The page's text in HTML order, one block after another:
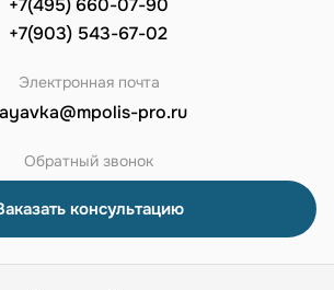
+7(495) 660-07-90
+7(903) 543-67-02
Электронная почта
pro.ru
Обратный звонок
консультацию